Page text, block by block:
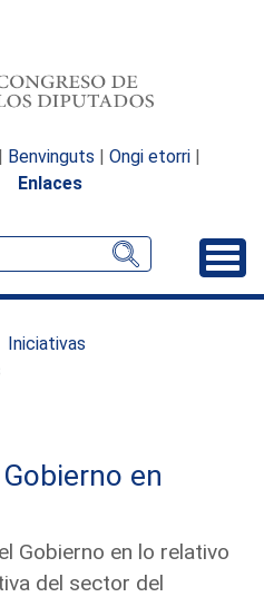
| Benvinguts | Ongi etorri |
Enlaces
Iniciativas
en
Gobierno en lo relativo
del sector del